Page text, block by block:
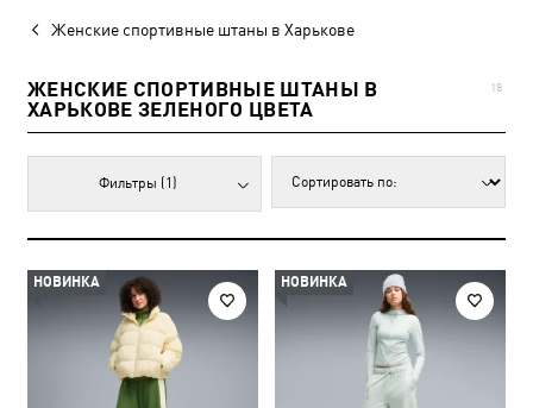
Женские спортивные штаны в Харькове
ЖЕНСКИЕ СПОРТИВНЫЕ ШТАНЫ В
ХАРЬКОВЕ ЗЕЛЕНОГО ЦВЕТА
18
Фильтры (1)
НОВИНКА НОВИНКА